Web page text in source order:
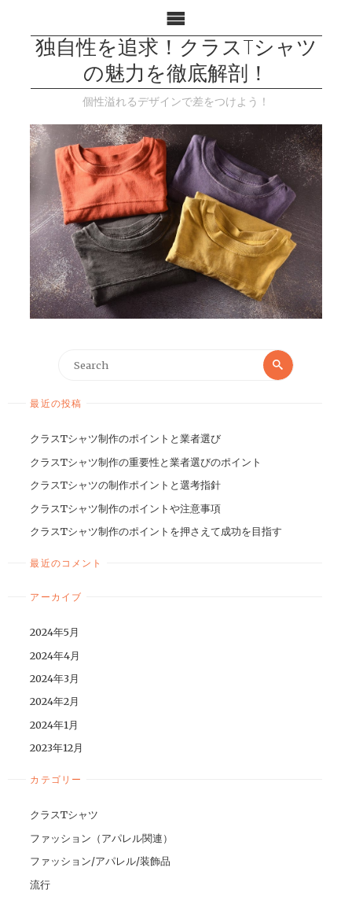
独自性を追求！クラスTシャツ
の魅力を徹底解剖！
個性溢れるデザインで差をつけよう！
最近の投稿
クラスTシャツ制作のポイントと業者選び
クラスTシャツ制作の重要性と業者選びのポイント
クラスTシャツの制作ポイントと選考指針
クラスTシャツ制作のポイントや注意事項
クラスTシャツ制作のポイントを押さえて成功を目指す
最近のコメント
アーカイブ
2024年5月
2024年4月
2024年3月
2024年2月
2024年1月
2023年12月
カテゴリー
クラスTシャツ
ファッション（アパレル関連）
ファッション/アパレル/装飾品
流行